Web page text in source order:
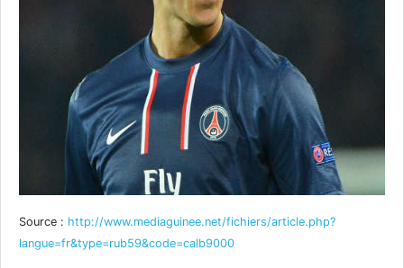
Source : http://www.mediaguinee.net/fichiers/article.php?
langue=fr&type=rub59&code=calb9000